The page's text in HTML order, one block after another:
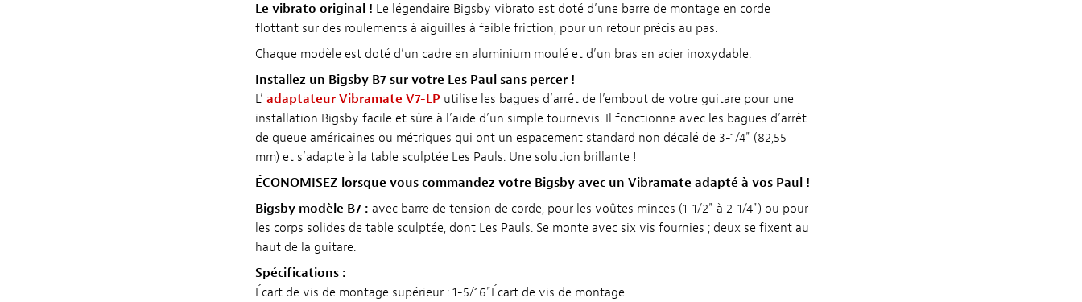
Le vibrato original ! Le légendaire Bigsby vibrato est doté d’une barre de montage en corde
flottant sur des roulements à aiguilles à faible friction, pour un retour précis au pas.
Chaque modèle est doté d’un cadre en aluminium moulé et d’un bras en acier inoxydable.
Installez un Bigsby B7 sur votre Les Paul sans percer !
L’ adaptateur Vibramate V7-LP utilise les bagues d’arrêt de l’embout de votre guitare pour une
installation Bigsby facile et sûre à l’aide d’un simple tournevis. Il fonctionne avec les bagues d’arrêt
de queue américaines ou métriques qui ont un espacement standard non décalé de 3-1/4" (82,55
mm) et s’adapte à la table sculptée Les Pauls. Une solution brillante !
ÉCONOMISEZ lorsque vous commandez votre Bigsby avec un Vibramate adapté à vos Paul !
Bigsby modèle B7 : avec barre de tension de corde, pour les voûtes minces (1-1/2" à 2-1/4") ou pour
les corps solides de table sculptée, dont Les Pauls. Se monte avec six vis fournies ; deux se fixent au
haut de la guitare.
Spécifications :
Écart de vis de montage supérieur : 1-5/16"Écart de vis de montage